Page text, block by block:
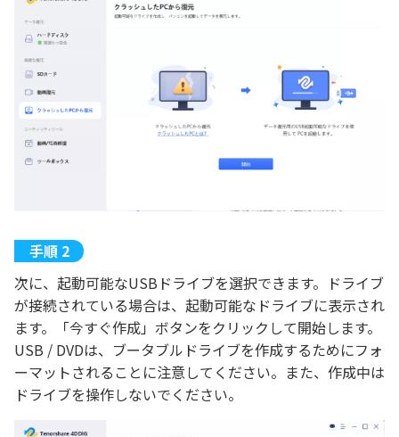
次に、起動可能なUSBドライブを選択できます。ドライブ
が接続されている場合は、起動可能なドライブに表示され
ます。「今すぐ作成」ボタンをクリックして開始します。
USB / DVDは、ブータブルドライブを作成するためにフォ
ーマットされることに注意してください。また、作成中は
ドライブを操作しないでください。